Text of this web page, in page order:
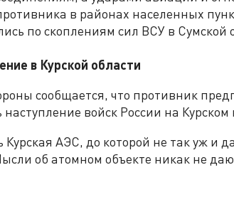
в районах населенных
по скоплениям сил ВСУ в Сумской
в Курской области
сообщается, что противник
наступление войск России на
АЭС, до которой не так уж и
об атомном объекте никак не